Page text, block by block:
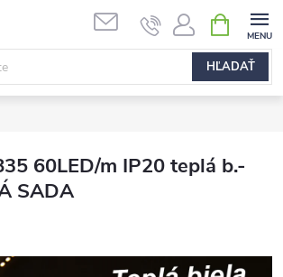
HĽADAŤ
KOŠÍK
60LED/m IP20 teplá b.-
SADA